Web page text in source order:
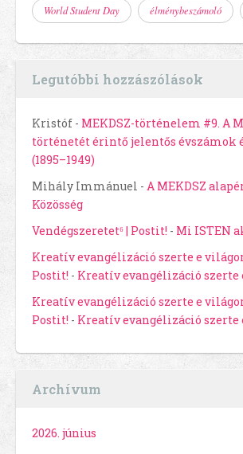
World Student Day élménybeszámoló
Legutóbbi hozzászólások
Kristóf - MEKDSZ-történelem #9. A
történetét érintő jelentős évszámok
(1895–1949)
Mihály Immánuel - A MEKDSZ
Közösség
Vendégszeretet⁶ | Postit! - Mi ISTEN
Kreatív evangélizáció szerte e
Postit! - Kreatív evangélizáció szerte
Kreatív evangélizáció szerte e
Postit! - Kreatív evangélizáció szerte
Archívum
2026. június